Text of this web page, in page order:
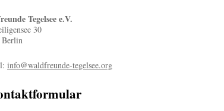
Tegelsee e.V.
30
Berlin
info@waldfreunde-tegelsee.org